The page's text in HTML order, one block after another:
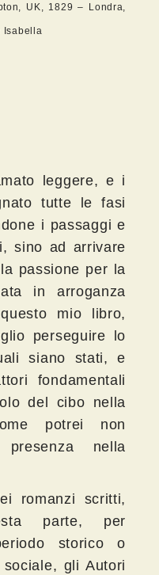
UK, 1829 – Londra,
Isabella
leggere, e i
tutte le fasi
i passaggi e
sino ad arrivare
passione per la
in arroganza
mio libro,
perseguire lo
siano stati, e
fondamentali
del cibo nella
potrei non
nella
romanzi scritti,
parte, per
storico o
sociale, gli Autori